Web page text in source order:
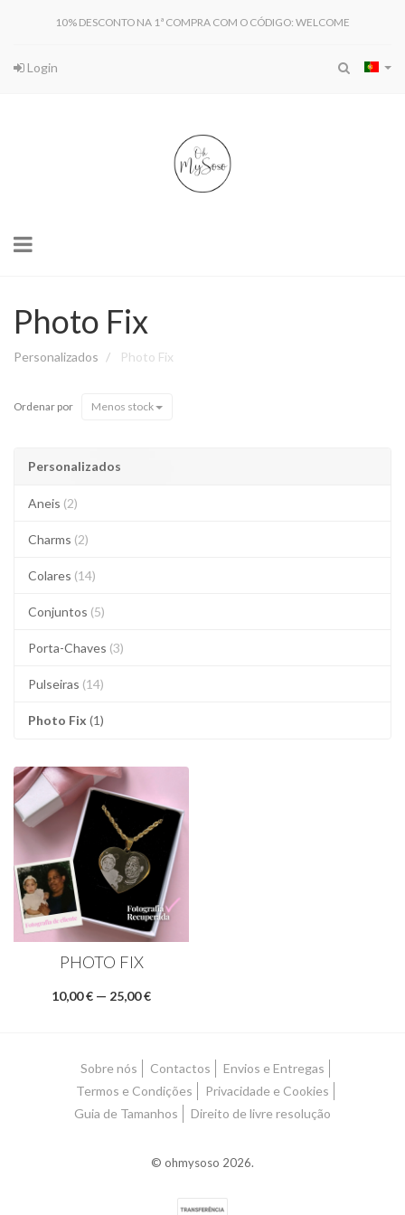
10% DESCONTO NA 1ª COMPRA COM O CÓDIGO: WELCOME
Login
Toggle
Photo Fix
Personalizados Photo Fix
Ordenar por Menos stock
Personalizados
Aneis (2)
Charms (2)
Colares (14)
Conjuntos (5)
Porta-Chaves (3)
Pulseiras (14)
Photo Fix (1)
PHOTO FIX
10,00 € — 25,00 €
Sobre nós Contactos
Envios e Entregas
Termos e Condições
Privacidade e Cookies
Guia de Tamanhos
Direito de livre resolução
© ohmysoso 2026.